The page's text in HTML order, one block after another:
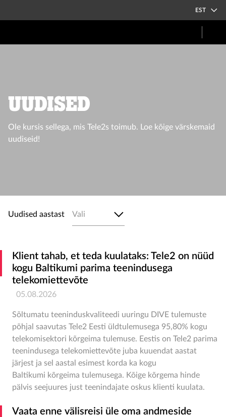
EST
UUDISED
Ole kursis sellega, mis Tele2s toimub. Loe kõige värskemaid
uudiseid!
Uudised aastast Vali
Klient tahab, et teda kuulataks: Tele2 on nüüd
kogu Baltikumi parima teenindusega
telekomiettevõte
05.08.2026
Sõltumatu teeninduskvaliteedi uuringu DIVE tulemuste
põhjal
saavutas Tele2 Eesti üldtulemusega 95,80% kogu
telekomisektori kõrgeima tulemuse. Eestis on Tele2 parima
teenindusega telekomiettevõte juba kuuendat aastat
järjest ja sel aastal esimest korda ka kogu
Baltikumi kõrgeima tulemusega. Kõige kõrgema hinde
pälvis seejuures just teenindajate oskus klienti kuulata.
Vaata enne välisreisi üle oma andmeside